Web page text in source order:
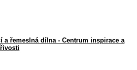
a řemeslná dílna - Centrum inspirace a